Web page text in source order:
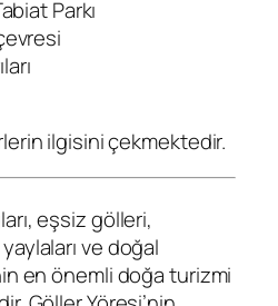
Parkı
ilgisini çekmektedir.
eşsiz gölleri,
ve doğal
en önemli doğa turizmi